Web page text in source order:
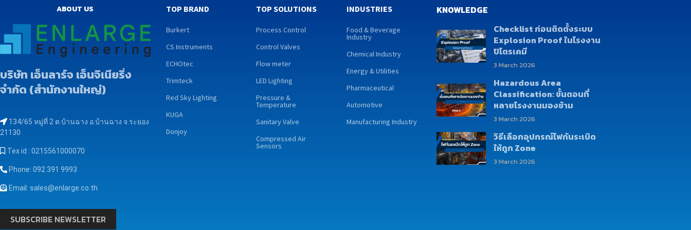
ABOUT US
บริษัท เอ็นลาร์จ เอ็นจิเนียริ่ง
จำกัด (สำนักงานใหญ่)
134/65 หมู่ที่ 2 ต.บ้านฉาง อ.บ้านฉาง จ.ระยอง
21130
Tex id : 0215561000070
Phone: 092 391 9993
Email: sales@enlarge.co.th
SUBSCRIBE NEWSLETTER
TOP BRAND
Burkert
CS Instruments
ECHOtec
Trimteck
Red Sky Lighting
KUGA
Donjoy
TOP SOLUTIONS
Process Control
Control Valves
Flow meter
LED Lighting
Pressure &
Temperature
Sanitary Valve
Compressed Air
Sensors
INDUSTRIES
Food & Beverage
Industry
Chemical Industry
Energy & Utilities
Pharmaceutical
Automotive
Manufacturing Industry
KNOWLEDGE
Checklist ก่อนติดตั้งระบบ
Explosion Proof ในโรงงาน
ปิโตรเคมี
3 March 2026
Hazardous Area
Classification: ขั้นตอนที่
หลายโรงงานมองข้าม
3 March 2026
วิธีเลือกอุปกรณ์ไฟกันระเบิด
ให้ถูก Zone
3 March 2026